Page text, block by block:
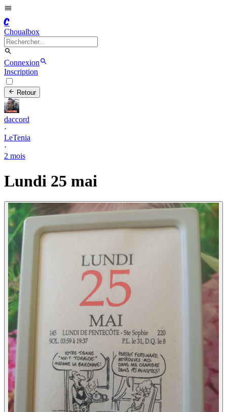
C
Choualbox
Connexion
Inscription
Retour
daccord
·
LeTenia
·
2 mois
Lundi 25 mai